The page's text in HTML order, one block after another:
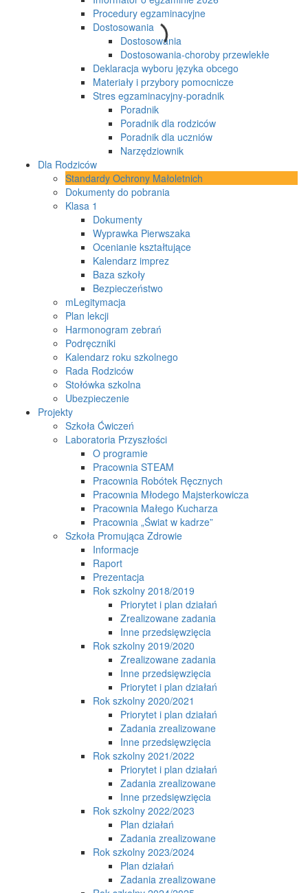
Procedury egzaminacyjne
Dostosowania
Dostosowania
Dostosowania-choroby przewlekłe
Deklaracja wyboru języka obcego
Materiały i przybory pomocnicze
Stres egzaminacyjny-poradnik
Poradnik
Poradnik dla rodziców
Poradnik dla uczniów
Narzędziownik
Dla Rodziców
Standardy Ochrony Małoletnich
Dokumenty do pobrania
Klasa 1
Dokumenty
Wyprawka Pierwszaka
Ocenianie kształtujące
Kalendarz imprez
Baza szkoły
Bezpieczeństwo
mLegitymacja
Plan lekcji
Harmonogram zebrań
Podręczniki
Kalendarz roku szkolnego
Rada Rodziców
Stołówka szkolna
Ubezpieczenie
Projekty
Szkoła Ćwiczeń
Laboratoria Przyszłości
O programie
Pracownia STEAM
Pracownia Robótek Ręcznych
Pracownia Młodego Majsterkowicza
Pracownia Małego Kucharza
Pracownia „Świat w kadrze”
Szkoła Promująca Zdrowie
Informacje
Raport
Prezentacja
Rok szkolny 2018/2019
Priorytet i plan działań
Zrealizowane zadania
Inne przedsięwzięcia
Rok szkolny 2019/2020
Zrealizowane zadania
Inne przedsięwzięcia
Priorytet i plan działań
Rok szkolny 2020/2021
Priorytet i plan działań
Zadania zrealizowane
Inne przedsięwzięcia
Rok szkolny 2021/2022
Priorytet i plan działań
Zadania zrealizowane
Inne przedsięwzięcia
Rok szkolny 2022/2023
Plan działań
Zadania zrealizowane
Rok szkolny 2023/2024
Plan działań
Zadania zrealizowane